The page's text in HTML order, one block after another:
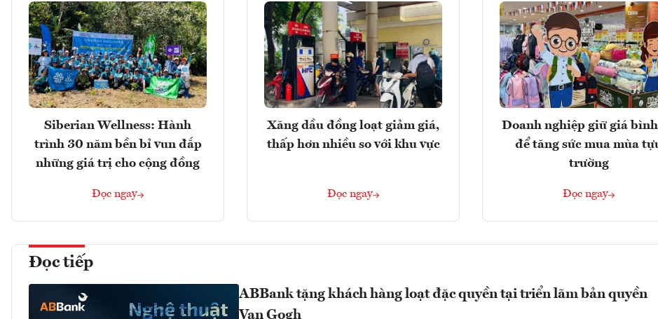
Siberian Wellness: Hành
trình 30 năm bền bỉ vun đắp
những giá trị cho cộng đồng
Đọc ngay
Xăng dầu đồng loạt giảm giá,
thấp hơn nhiều so với khu vực
Đọc ngay
Doanh nghiệp giữ giá
để tăng sức mua mùa
trường
Đọc ngay
Đọc tiếp
ABBank tặng khách hàng loạt đặc quyền tại triển lãm bản quyền
Van Gogh